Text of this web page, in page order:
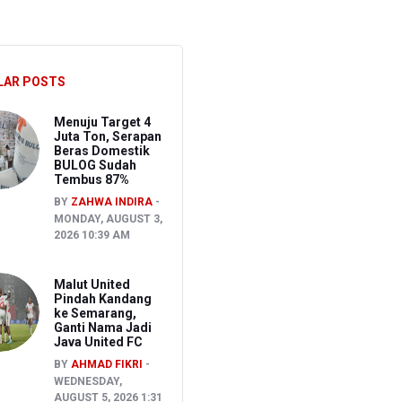
Pembakaran Lahan untuk Membuka Kebun Warga
POSTS
Menuju Target 4
Juta Ton, Serapan
Beras Domestik
BULOG Sudah
Tembus 87%
BY ZAHWA INDIRA
MONDAY, AUGUST 3,
2026 10:39 AM
Malut United
Pindah Kandang
ke Semarang,
Ganti Nama Jadi
Java United FC
BY AHMAD FIKRI
WEDNESDAY,
AUGUST 5, 2026 1:31